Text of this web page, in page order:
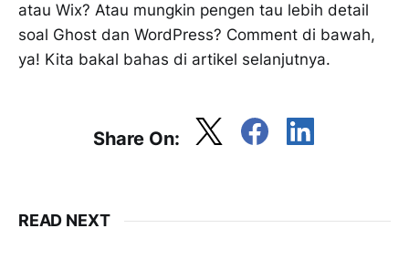
atau Wix? Atau mungkin pengen tau lebih detail
soal Ghost dan WordPress? Comment di bawah,
ya! Kita bakal bahas di artikel selanjutnya.
Share On:
READ NEXT